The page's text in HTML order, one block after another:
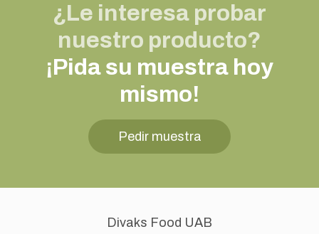
¿Le interesa probar
nuestro producto?
¡Pida su muestra hoy
mismo!
Pedir muestra
Divaks Food UAB